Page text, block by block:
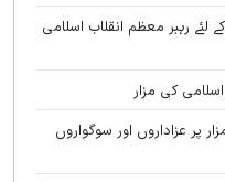
لئے رہبر معظم انقلاب اسلامی
کی مزار
پر عزاداروں اور سوگواروں